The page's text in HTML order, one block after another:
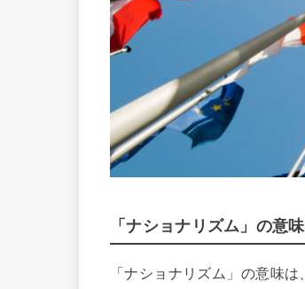
「ナショナリズム」の意
「ナショナリズム」の意味は、